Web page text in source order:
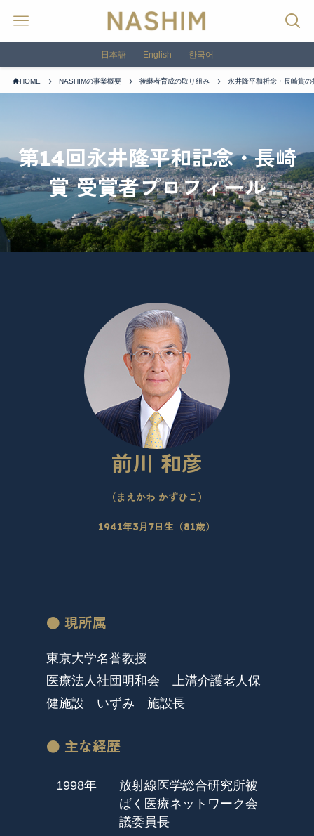
日本語 English 한국어
HOME NASHIMの事業概要 後継者育成の取り組み 永井隆平和祈念・長崎賞の
第14回永井隆平和記念・長崎
賞 受賞者プロフィール
前川 和彦
（まえかわ かずひこ）
1941年3月7日生（81歳）
● 現所属
東京大学名誉教授
医療法人社団明和会 上溝介護老人保
健施設 いずみ 施設長
● 主な経歴
1998年
放射線医学総合研究所被
ばく医療ネットワーク会
議委員長